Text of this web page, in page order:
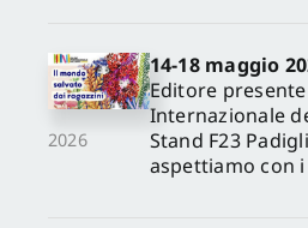
2026
14-18 maggio
Editore
Internazionale
Stand F23
aspettiamo con